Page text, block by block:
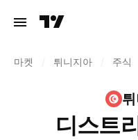
마켓 튀니지아 주식
디스트